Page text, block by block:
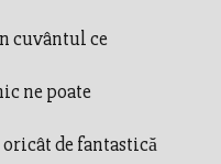
cuvântul ce
ne poate
de fantastică